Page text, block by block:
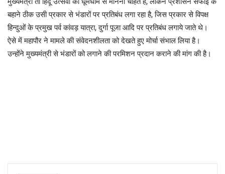
बहाने ठीक उसी प्रकार से भंडारों पर प्रतिबंध लगा रहा है, जिस प्रकार से विपक्ष
हिन्दुओं के प्रमुख पर्व कांवड़ यात्रा, दुर्गा पूजा आदि पर प्रतिबंध लगाये जाते थे।
ऐसे में महापौर ने मामले की संवेदनशीलता को देखते हुए मोर्चा संभाल लिया है।
उन्होंने मुख्यमंत्री से भंडारों को लगाने की परमिशन प्रदान कराने की मांग की है।